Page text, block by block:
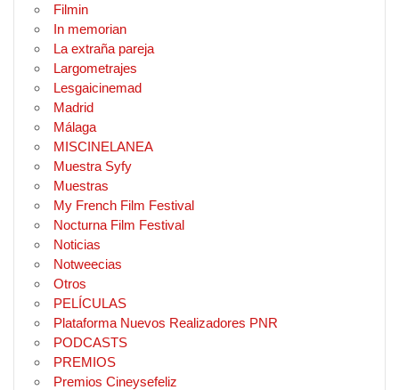
Filmin
In memorian
La extraña pareja
Largometrajes
Lesgaicinemad
Madrid
Málaga
MISCINELANEA
Muestra Syfy
Muestras
My French Film Festival
Nocturna Film Festival
Noticias
Notweecias
Otros
PELÍCULAS
Plataforma Nuevos Realizadores PNR
PODCASTS
PREMIOS
Premios Cineysefeliz